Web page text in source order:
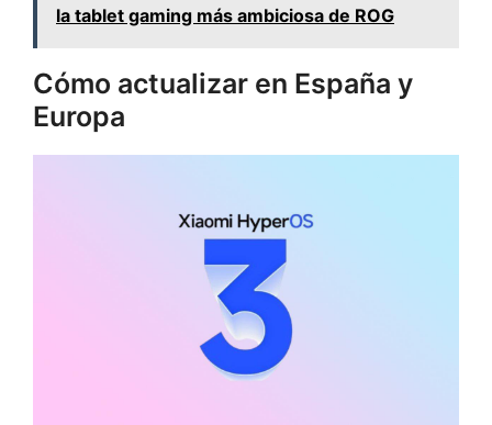
la tablet gaming más ambiciosa de ROG
Cómo actualizar en España y
Europa